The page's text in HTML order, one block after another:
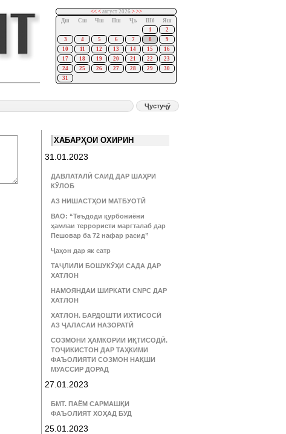
<< <август 2026 > >>
Дш
Сш Чш Пш Ҷъ Шб
Яш
1
2
3
4 5 6 7 8
9
10
11 12 13 14 15
16
17
18 19 20 21 22
23
24
25 26 27 28 29
30
31
ХАБАРҲОИ ОХИРИН
31.01.2023
ДАВЛАТАЛӢ САИД ДАР ШАҲРИ
КӮЛОБ
АЗ НИШАСТҲОИ МАТБУОТӢ
ВАО: “Теъдоди қурбониёни
ҳамлаи террористи маргталаб дар
Пешовар ба 72 нафар расид”
Ҷаҳон дар як сатр
ТАҶЛИЛИ БОШУКӮҲИ САДА ДАР
ХАТЛОН
НАМОЯНДАИ ШИРКАТИ CNPC ДАР
ХАТЛОН
ХАТЛОН. БАРДОШТИ ИХТИСОСӢ
АЗ ҶАЛАСАИ НАЗОРАТӢ
СОЗМОНИ ҲАМКОРИИ ИҚТИСОДӢ.
ТОҶИКИСТОН ДАР ТАҲКИМИ
ФАЪОЛИЯТИ СОЗМОН НАҚШИ
МУАССИР ДОРАД
27.01.2023
БМТ. ПАЁМ САРМАШҚИ
ФАЪОЛИЯТ ХОҲАД БУД
25.01.2023